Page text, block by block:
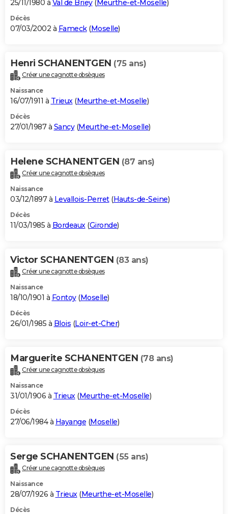
25/11/1980 à Val de Briey( Meurthe-et-Moselle)
Décès
07/03/2002 à Fameck(Moselle)
Henri SCHANENTGEN (75 ans)
Créer une cagnotte obsèques
Naissance
16/07/1911 à Trieux(Meurthe-et-Moselle)
Décès
27/01/1987 à Sancy(Meurthe-et-Moselle)
Helene SCHANENTGEN (87 ans)
Créer une cagnotte obsèques
Naissance
03/12/1897 à Levallois-Perret(Hauts-de-Seine)
Décès
11/03/1985 à Bordeaux(Gironde)
Victor SCHANENTGEN (83 ans)
Créer une cagnotte obsèques
Naissance
18/10/1901 à Fontoy(Moselle)
Décès
26/01/1985 à Blois (Loir-et-Cher)
Marguerite SCHANENTGEN (78 ans)
Créer une cagnotte obsèques
Naissance
31/01/1906 à Trieux(Meurthe-et-Moselle)
Décès
27/06/1984 à Hayange (Moselle)
Serge SCHANENTGEN (55 ans)
Créer une cagnotte obsèques
Naissance
28/07/1926 à Trieux (Meurthe-et-Moselle)
Décès